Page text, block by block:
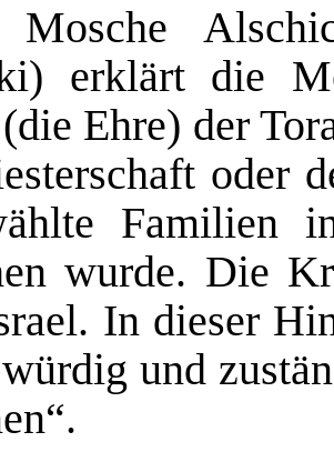
Mosche
erklärt die
Ehre) der
oder
Familien
wurde. Die
In dieser
und